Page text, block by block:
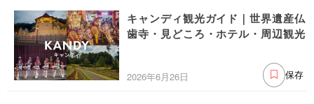
キャンディ観光ガイド｜世界遺産仏
歯寺・見どころ・ホテル・周辺観光
2026年6月26日 保存